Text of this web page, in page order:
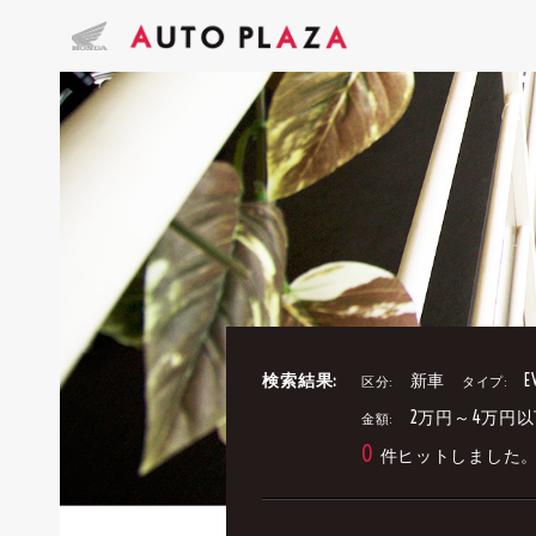
検索結果: 区分: 新車 タイプ:
金額: 2万円～4万円
0 件ヒットしました。